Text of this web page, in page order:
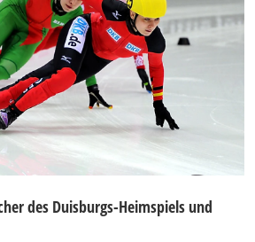
des Duisburgs-Heimspiels und